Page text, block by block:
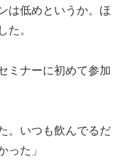
は低めというか。ほ
た。
ミナーに初めて参加
。いつも飲んでるだ
った」